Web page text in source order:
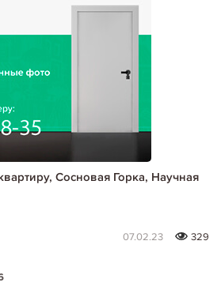
Сосновая Горка, Научная
07.02.23
329